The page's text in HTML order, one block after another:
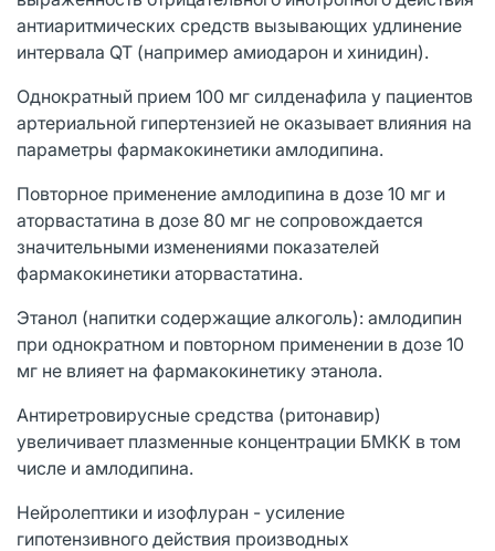
антиаритмических средств вызывающих удлинение
интервала QT (например амиодарон и хинидин).
Однократный прием 100 мг силденафила у пациентов
артериальной гипертензией не оказывает влияния на
параметры фармакокинетики амлодипина.
Повторное применение амлодипина в дозе 10 мг и
аторвастатина в дозе 80 мг не сопровождается
значительными изменениями показателей
фармакокинетики аторвастатина.
Этанол (напитки содержащие алкоголь): амлодипин
при однократном и повторном применении в дозе 10
мг не влияет на фармакокинетику этанола.
Антиретровирусные средства (ритонавир)
увеличивает плазменные концентрации БМКК в том
числе и амлодипина.
Нейролептики и изофлуран - усиление
гипотензивного действия производных